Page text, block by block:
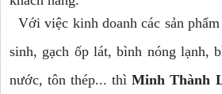
Với việc kinh doanh các sản
sinh, gạch ốp lát, bình nóng lạnh,
nước, tôn thép... thìMinh Thành